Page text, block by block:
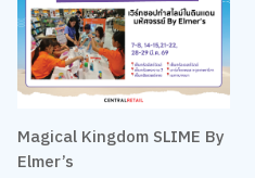
Magical Kingdom SLIME By
Elmer’s